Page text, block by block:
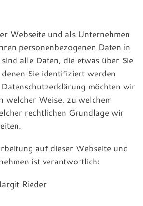
Webseite und als Unternehmen
personenbezogenen Daten in
alle Daten, die etwas über Sie
Sie identifiziert werden
möchten wir
welcher Weise, zu welchem
rechtlichen Grundlage wir
auf dieser Webseite und
ist verantwortlich:
Rieder